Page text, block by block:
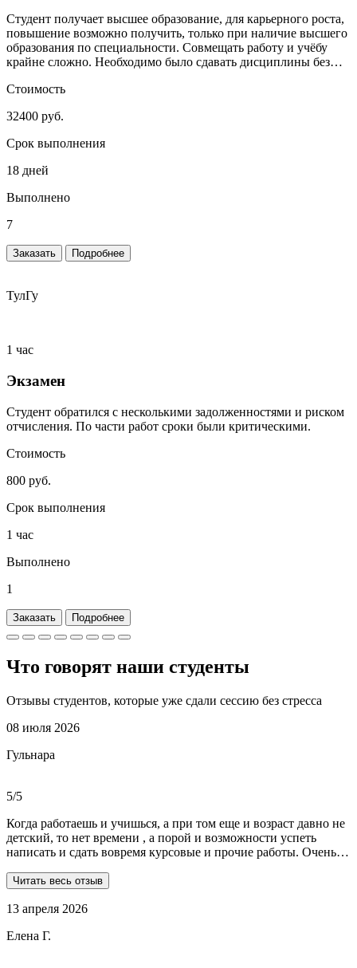
Студент получает высшее образование, для карьерного роста,
повышение возможно получить, только при наличие высшего
образования по специальности. Совмещать работу и учёбу
крайне сложно. Необходимо было сдавать дисциплины без
Стоимость
32400 руб.
Срок выполнения
18 дней
Выполнено
7
Заказать Подробнее
ТулГу
1 час
Экзамен
Студент обратился с несколькими задолженностями и риском
отчисления. По части работ сроки были критическими.
Стоимость
800 руб.
Срок выполнения
1 час
Выполнено
1
Заказать Подробнее
Что говорят наши студенты
Отзывы студентов, которые уже сдали сессию без стресса
08 июля 2026
Гульнара
5/5
Когда работаешь и учишься, а при том еще и возраст давно не
детский, то нет времени , а порой и возможности успеть
написать и сдать вовремя курсовые и прочие работы. Очень
Dist-help. Все мои проблемы в полном смысле слова взяли на
выполнили очень качественно, вовремя и по очень даже
реагируют и отвечают на все вопросы. Теперь буду
Читать весь отзыв
13 апреля 2026
Елена Г.